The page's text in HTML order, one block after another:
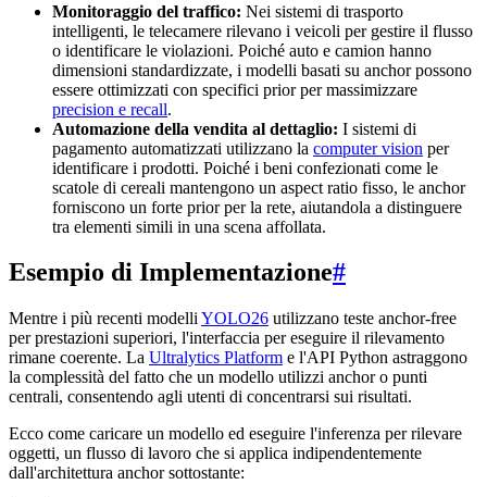
Monitoraggio del traffico: Nei sistemi di trasporto
intelligenti, le telecamere rilevano i veicoli per gestire il flusso
o identificare le violazioni. Poiché auto e camion hanno
dimensioni standardizzate, i modelli basati su anchor possono
essere ottimizzati con specifici prior per massimizzare
precision e recall.
Automazione della vendita al dettaglio: I sistemi di
pagamento automatizzati utilizzano la computer vision per
identificare i prodotti. Poiché i beni confezionati come le
scatole di cereali mantengono un aspect ratio fisso, le anchor
forniscono un forte prior per la rete, aiutandola a distinguere
tra elementi simili in una scena affollata.
Esempio di Implementazione#
Mentre i più recenti modelli YOLO26 utilizzano teste anchor-free
per prestazioni superiori, l'interfaccia per eseguire il rilevamento
rimane coerente. La Ultralytics Platform e l'API Python astraggono
la complessità del fatto che un modello utilizzi anchor o punti
centrali, consentendo agli utenti di concentrarsi sui risultati.
Ecco come caricare un modello ed eseguire l'inferenza per rilevare
oggetti, un flusso di lavoro che si applica indipendentemente
dall'architettura anchor sottostante: